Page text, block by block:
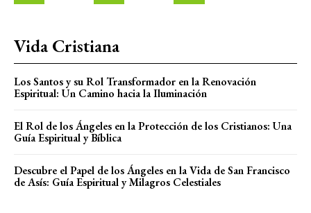
Vida Cristiana
Los Santos y su Rol Transformador en la Renovación
Espiritual: Un Camino hacia la Iluminación
El Rol de los Ángeles en la Protección de los Cristianos: Una
Guía Espiritual y Bíblica
Descubre el Papel de los Ángeles en la Vida de San Francisco
de Asís: Guía Espiritual y Milagros Celestiales